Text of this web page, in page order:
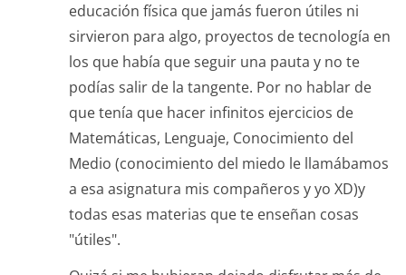
educación física que jamás fueron útiles ni
sirvieron para algo, proyectos de tecnología en
los que había que seguir una pauta y no te
podías salir de la tangente. Por no hablar de
que tenía que hacer infinitos ejercicios de
Matemáticas, Lenguaje, Conocimiento del
Medio (conocimiento del miedo le llamábamos
a esa asignatura mis compañeros y yo XD)y
todas esas materias que te enseñan cosas
"útiles".